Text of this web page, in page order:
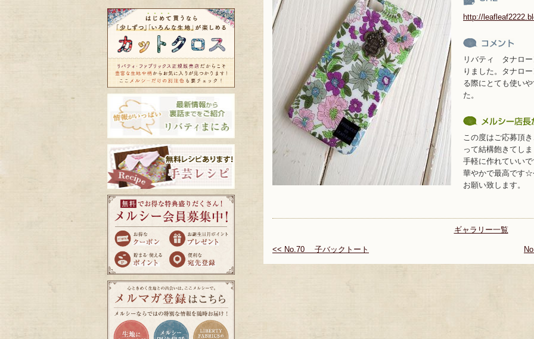
http://
リバティ タナロー
りました。タナロ
る際にとても使い
た。
この度はご応募頂
って結構飽きてし
手軽に作れていい
華やかで最高です☆
お願い致します。
ギャラリー一覧
<< No.70 子バックトート